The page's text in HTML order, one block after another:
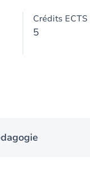
Crédits ECTS
5